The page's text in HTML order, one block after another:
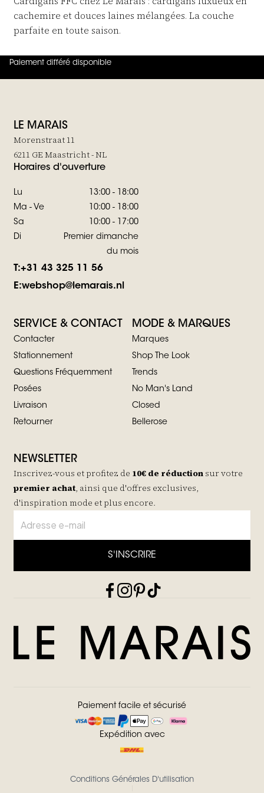
cachemire et douces laines mélangées. La couche
parfaite en toute saison.
Paiement différé disponible
4.8 sur5 (42 Avis
LE MARAIS
Morenstraat 11
6211 GE Maastricht - NL
Horaires d'ouverture
Lu
13:00 - 18:00
Ma - Ve
10:00 - 18:00
Sa
10:00 - 17:00
Di
Premier dimanche
du mois
T:+31 43 325 11 56
E:webshop@lemarais.nl
SERVICE & CONTACT
Contacter
Stationnement
Questions Fréquemment
Posées
Livraison
Retourner
MODE & MARQUES
Marques
Shop The Look
Trends
No Man's Land
Closed
Bellerose
NEWSLETTER
Inscrivez-vous et profitez de 10€ de réduction sur votre
premier achat, ainsi que d'offres exclusives,
d'inspiration mode et plus encore.
S'INSCRIRE
Paiement facile et sécurisé
Expédition avec
Conditions Générales D'utilisation